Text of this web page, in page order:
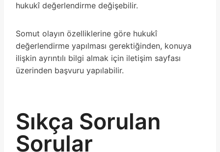
hukukî değerlendirme değişebilir.
Somut olayın özelliklerine göre hukukî
değerlendirme yapılması gerektiğinden, konuya
ilişkin ayrıntılı bilgi almak için iletişim sayfası
üzerinden başvuru yapılabilir.
Sıkça Sorulan
Sorular